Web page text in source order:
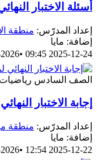
أسئلة الاختبار
إعداد المدرّس: منطقة
إضافة: مايا
2025-12-24 09:45
•
الصف السادس رياضيات
إجابة الاختبار
إعداد المدرّس: منطقة
إضافة: مايا
2025-12-22 12:54
•